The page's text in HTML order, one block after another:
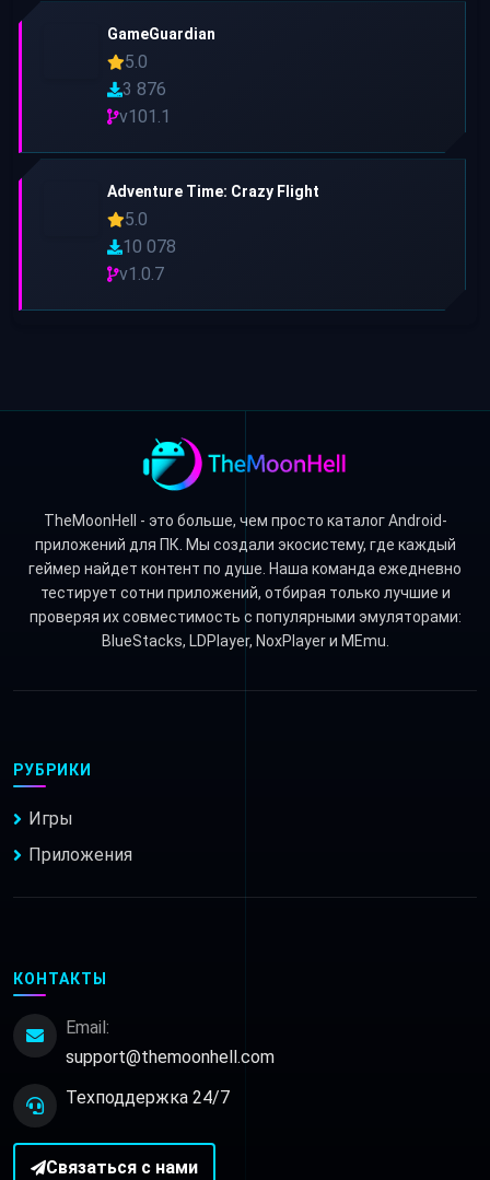
GameGuardian
5.0
3 876
v101.1
Adventure Time: Crazy Flight
5.0
10 078
v1.0.7
TheMoonHell - это больше, чем просто каталог Android-
приложений для ПК. Мы создали экосистему, где каждый
геймер найдет контент по душе. Наша команда ежедневно
тестирует сотни приложений, отбирая только лучшие и
проверяя их совместимость с популярными эмуляторами:
BlueStacks, LDPlayer, NoxPlayer и MEmu.
РУБРИКИ
Игры
Приложения
КОНТАКТЫ
Email:
support@themoonhell.com
Техподдержка 24/7
Связаться с нами